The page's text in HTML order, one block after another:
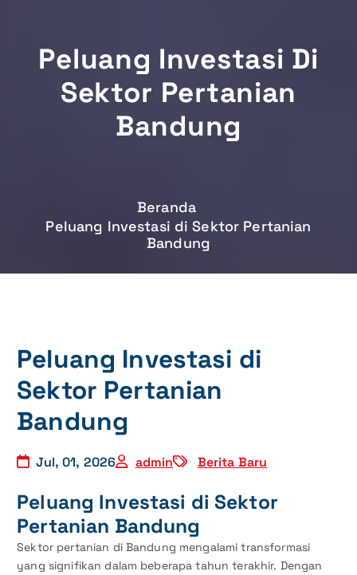
Peluang Investasi Di
Sektor Pertanian
Bandung
Beranda
Peluang Investasi di Sektor Pertanian
Bandung
Peluang Investasi di
Sektor Pertanian
Bandung
Jul, 01, 2026 admin Berita Baru
Peluang Investasi di Sektor
Pertanian Bandung
Sektor pertanian di Bandung mengalami transformasi
yang signifikan dalam beberapa tahun terakhir. Dengan